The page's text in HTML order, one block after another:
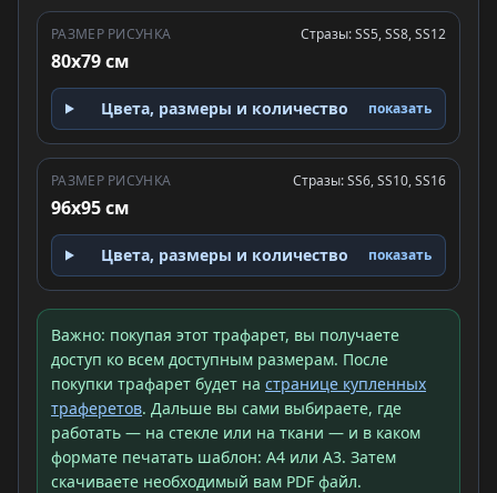
РАЗМЕР РИСУНКА
80x79 см
Стразы: SS5, SS8, SS12
Цвета, размеры и количество показать
РАЗМЕР РИСУНКА
96x95 см
Стразы: SS6, SS10, SS16
Цвета, размеры и количество показать
Важно: покупая этот трафарет, вы получаете
доступ ко всем доступным размерам. После
покупки трафарет будет на странице купленных
траферетов. Дальше вы сами выбираете, где
работать — на стекле или на ткани — и в каком
формате печатать шаблон: A4 или A3. Затем
скачиваете необходимый вам PDF файл.